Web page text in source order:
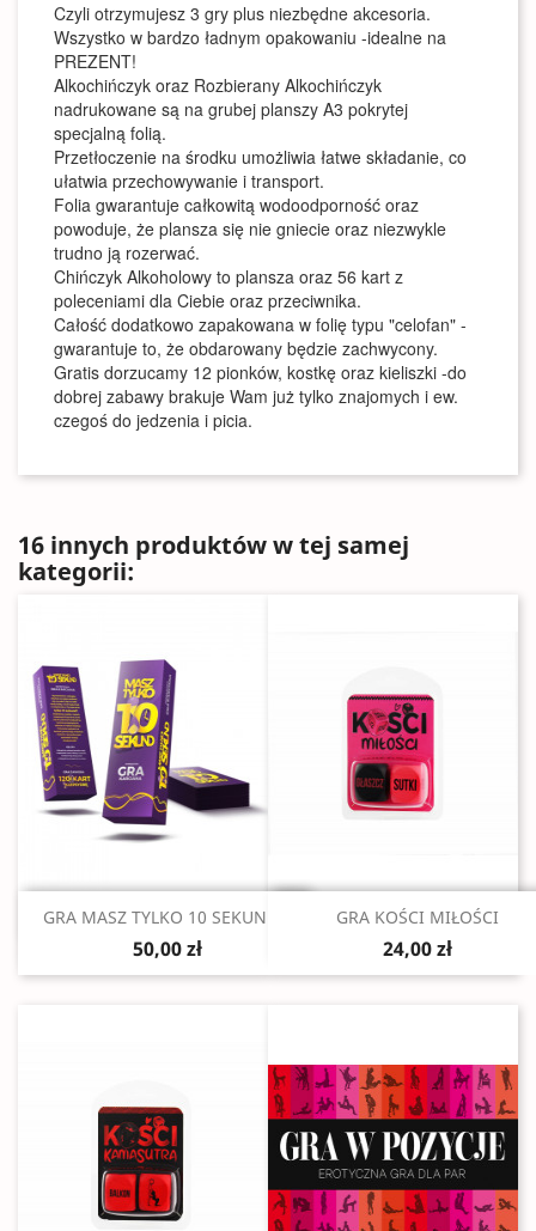
Czyli otrzymujesz 3 gry plus niezbędne akcesoria.
Wszystko w bardzo ładnym opakowaniu -idealne na
PREZENT!
Alkochińczyk oraz Rozbierany Alkochińczyk
nadrukowane są na grubej planszy A3 pokrytej
specjalną folią.
Przetłoczenie na środku umożliwia łatwe składanie, co
ułatwia przechowywanie i transport.
Folia gwarantuje całkowitą wodoodporność oraz
powoduje, że plansza się nie gniecie oraz niezwykle
trudno ją rozerwać.
Chińczyk Alkoholowy to plansza oraz 56 kart z
poleceniami dla Ciebie oraz przeciwnika.
Całość dodatkowo zapakowana w folię typu "celofan" -
gwarantuje to, że obdarowany będzie zachwycony.
Gratis dorzucamy 12 pionków, kostkę oraz kieliszki -do
dobrej zabawy brakuje Wam już tylko znajomych i ew.
czegoś do jedzenia i picia.
16 innych produktów w tej samej
kategorii:
Szybki podgląd
GRA MASZ TYLKO 10 SEKUND...
50,00 zł
Szybki podgląd
GRA KOŚCI MIŁOŚCI
24,00 zł